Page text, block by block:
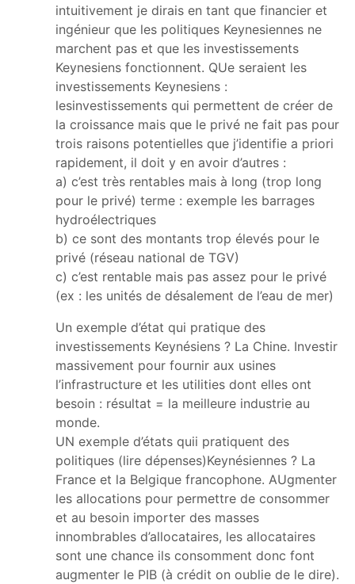
intuitivement je dirais en tant que financier et
ingénieur que les politiques Keynesiennes ne
marchent pas et que les investissements
Keynesiens fonctionnent. QUe seraient les
investissements Keynesiens :
lesinvestissements qui permettent de créer de
la croissance mais que le privé ne fait pas pour
trois raisons potentielles que j’identifie a priori
rapidement, il doit y en avoir d’autres :
a) c’est très rentables mais à long (trop long
pour le privé) terme : exemple les barrages
hydroélectriques
b) ce sont des montants trop élevés pour le
privé (réseau national de TGV)
c) c’est rentable mais pas assez pour le privé
(ex : les unités de désalement de l’eau de mer)
Un exemple d’état qui pratique des
investissements Keynésiens ? La Chine. Investir
massivement pour fournir aux usines
l’infrastructure et les utilities dont elles ont
besoin : résultat = la meilleure industrie au
monde.
UN exemple d’états quii pratiquent des
politiques (lire dépenses)Keynésiennes ? La
France et la Belgique francophone. AUgmenter
les allocations pour permettre de consommer
et au besoin importer des masses
innombrables d’allocataires, les allocataires
sont une chance ils consomment donc font
augmenter le PIB (à crédit on oublie de le dire).